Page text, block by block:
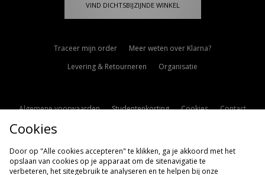
VIND DICHTSBIJZIJNDE WINKEL
Traceer mijn order
Meer weten over Klarna?
Levering & Retourneren
Organisatie
Algemene voorwaarden Studentenkorting Cookies
Contact
Cookie Instellingen
Cookies
Door op "Alle cookies accepteren" te klikken, ga je akkoord met het
opslaan van cookies op je apparaat om de sitenavigatie te
verbeteren, het sitegebruik te analyseren en te helpen bij onze